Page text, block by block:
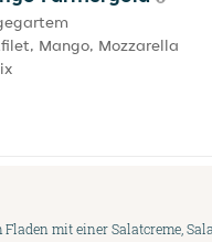
Mango, Mozzarella
mit einer Salatcreme,